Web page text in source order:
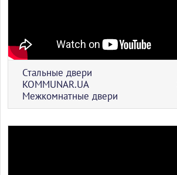
Стальные двери
KOMMUNAR.UA
Межкомнатные двери